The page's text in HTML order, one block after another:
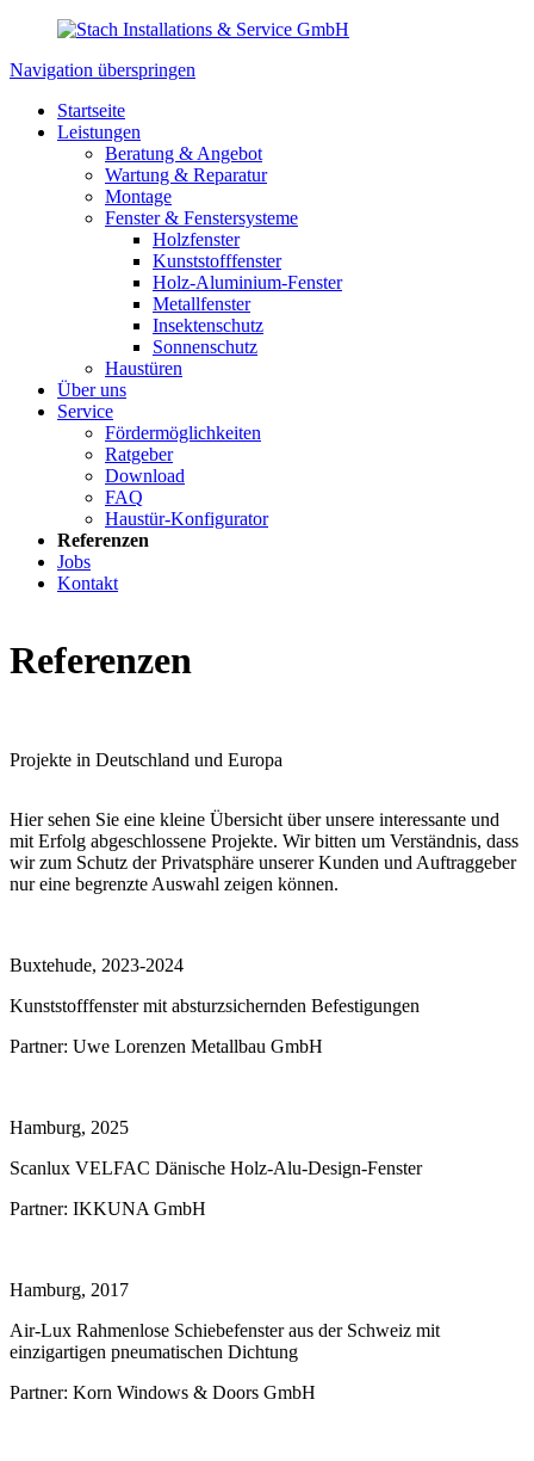
Navigation überspringen
Startseite
Leistungen
Beratung & Angebot
Wartung & Reparatur
Montage
Fenster & Fenstersysteme
Holzfenster
Kunststofffenster
Holz-Aluminium-Fenster
Metallfenster
Insektenschutz
Sonnenschutz
Haustüren
Über uns
Service
Fördermöglichkeiten
Ratgeber
Download
FAQ
Haustür-Konfigurator
Referenzen
Jobs
Kontakt
Referenzen
Projekte in Deutschland und Europa
Hier sehen Sie eine kleine Übersicht über unsere interessante und
mit Erfolg abgeschlossene Projekte. Wir bitten um Verständnis, dass
wir zum Schutz der Privatsphäre unserer Kunden und Auftraggeber
nur eine begrenzte Auswahl zeigen können.
Buxtehude, 2023-2024
Kunststofffenster mit absturzsichernden Befestigungen
Partner: Uwe Lorenzen Metallbau GmbH
Hamburg, 2025
Scanlux VELFAC Dänische Holz-Alu-Design-Fenster
Partner: IKKUNA GmbH
Hamburg, 2017
Air-Lux Rahmenlose Schiebefenster aus der Schweiz mit
einzigartigen pneumatischen Dichtung
Partner: Korn Windows & Doors GmbH